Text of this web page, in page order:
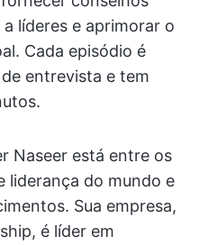
líderes e aprimorar o
Cada episódio é
entrevista e tem
Naseer está entre os
liderança do mundo e
Sua empresa,
é líder em